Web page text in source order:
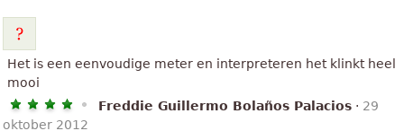
Het is een eenvoudige meter en interpreteren het klinkt heel
mooi
Freddie Guillermo Bolaños Palacios · 29
oktober 2012